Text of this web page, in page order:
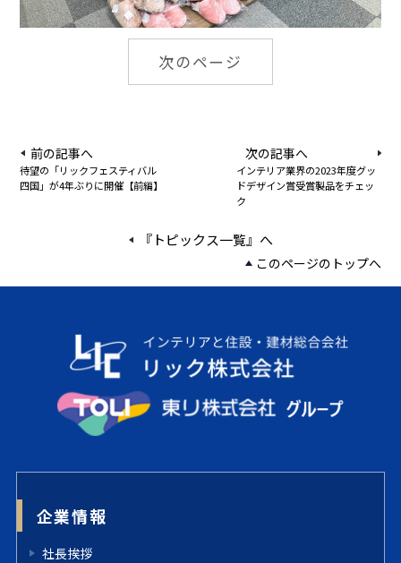
次のページ
前の記事へ
待望の「リックフェスティバル
四国」が4年ぶりに開催【前編】
次の記事へ
インテリア業界の2023年度グッ
ドデザイン賞受賞製品をチェッ
ク
『トピックス一覧』へ
このページのトップへ
企業情報
社長挨拶